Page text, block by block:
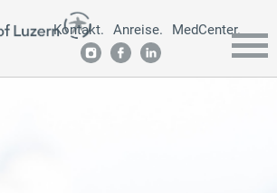
Kontakt. Anreise. MedCenter.